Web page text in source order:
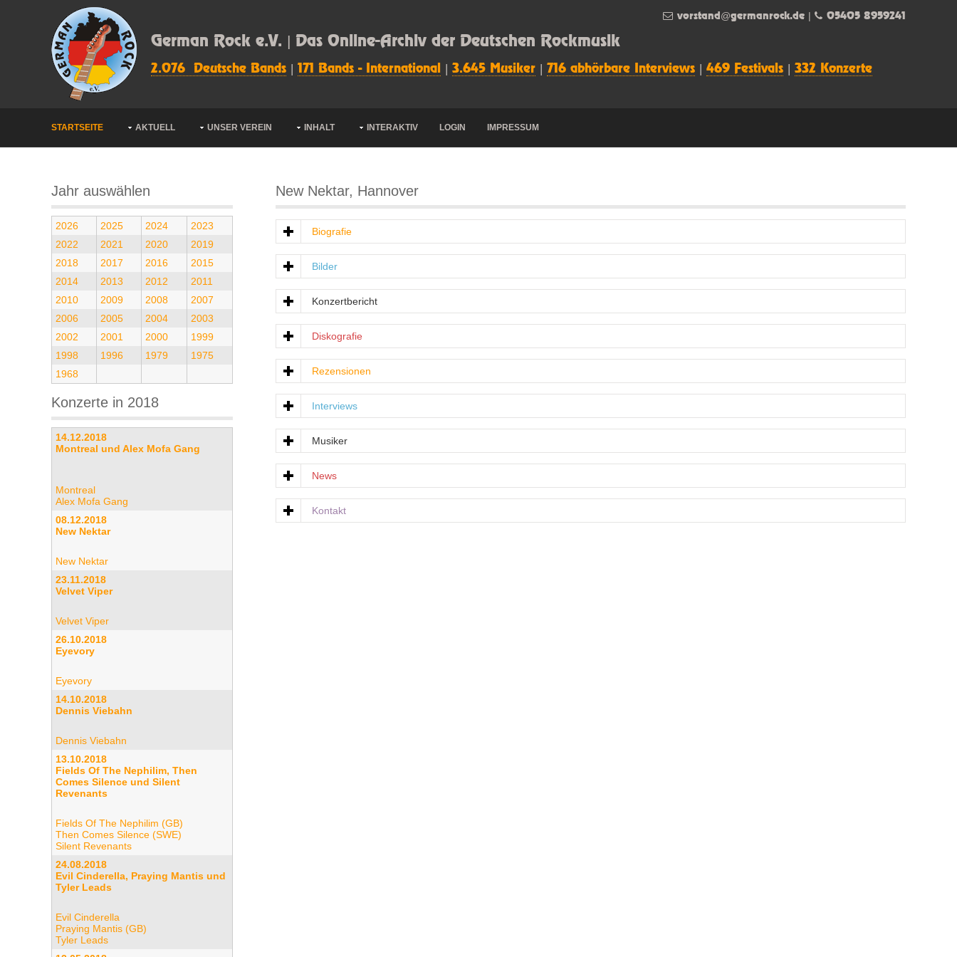
German Rock e.V. | Das Online-Archiv der Deutschen Rockmusik
2.076 Deutsche Bands 171 Bands - International 3.645 Musiker 716 abhörbare Interviews 469 Festivals 332 Konzerte
vorstand@germanrock.de 05405 8959241
STARTSEITE AKTUELL UNSER VEREIN INHALT INTERAKTIV LOGIN IMPRESSUM
Jahr auswählen
2026 2025 2024
2023
2022
2021 2020
2019
2018
2017 2016
2015
2014
2013 2012
2011
2010
2009 2008
2007
2006
2005 2004
2003
2002
2001 2000
1999
1998
1996 1979
1975
1968
Konzerte in 2018
14.12.2018
Montreal und Alex Mofa Gang
Montreal
Alex Mofa Gang
08.12.2018
New Nektar
New Nektar
23.11.2018
Velvet Viper
Velvet Viper
26.10.2018
Eyevory
Eyevory
14.10.2018
Dennis Viebahn
Dennis Viebahn
13.10.2018
Fields Of The Nephilim, Then
Comes Silence und Silent
Revenants
Fields Of The Nephilim (GB)
Then Comes Silence (SWE)
Silent Revenants
24.08.2018
Evil Cinderella, Praying Mantis und
Tyler Leads
Evil Cinderella
Praying Mantis (GB)
Tyler Leads
New Nektar, Hannover
Biografie
Bilder
Konzertbericht
Diskografie
Rezensionen
Interviews
Musiker
News
Kontakt